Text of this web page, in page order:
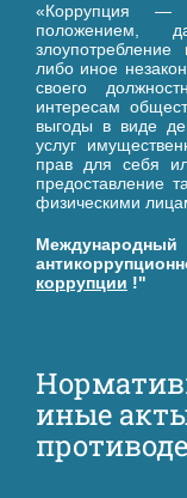
«Коррупция —
положением,
либо иное
своего
интересам
выгоды в виде
услуг
прав для себя
предоставление
физическими
коррупции !"
иные